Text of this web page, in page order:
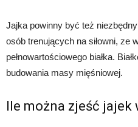
Jajka powinny być też
osób trenujących na siłowni, ze
pełnowartościowego białka.
budowania masy mięśniowej.
Ile można zjeść jajek